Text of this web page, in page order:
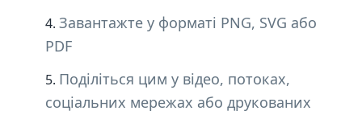
Завантажте у форматі PNG, SVG або
PDF
Поділіться цим у відео, потоках,
соціальних мережах або друкованих